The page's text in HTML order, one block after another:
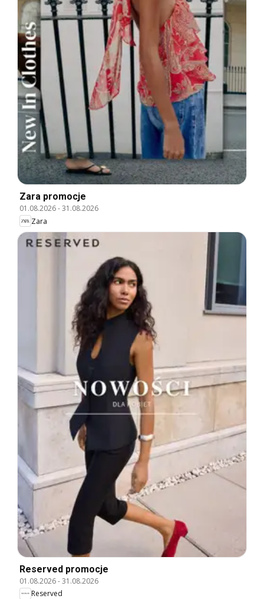
Zara promocje
01.08.2026-31.08.2026
Zara
Reserved promocje
01.08.2026-31.08.2026
Reserved